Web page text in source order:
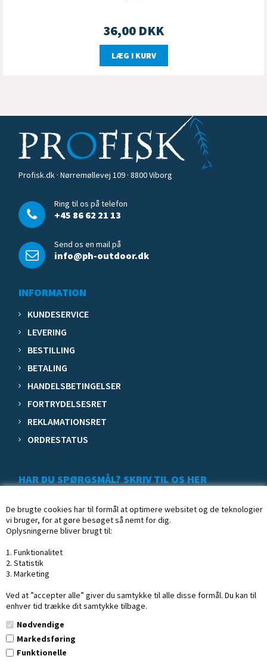
De brugte cookies har til formål at optimere websitet og de teknologier
vi bruger, for at gøre besøget så nemt for dig.
Oplysningerne bliver brugt til:
1. Funktionalitet
2. Statistik
3. Marketing
Ved at ”accepter alle” giver du samtykke til alle disse formål. Du kan til
enhver tid trække dit samtykke tilbage.
Nødvendige
Markedsføring
Funktionelle
36,00 DKK
LÆG I KURV
Profisk.dk · Nørremøllevej 109 · 8800 Viborg
Ring til os på telefon
+45 86 62 21 13
Send os en mail på
info@ph-outdoor.dk
INFORMATION
KUNDESERVICE
LEVERING
BESTILLING
BETALING
HANDELSBETINGELSER
FORTRYDELSESRET
REKLAMATIONSRET
ORDRESTATUS
HAR DU SPØRGSMÅL? SKRIV TIL OS HER